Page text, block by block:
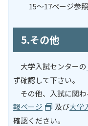
15～17ページ参照
5.その他
大学入試センターの
ず確認して下さい。
その他、入試に関
報ページ
及び大学
確認ください。